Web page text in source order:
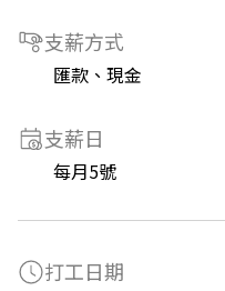
支薪方式
匯款、現金
支薪日
每月5號
打工日期